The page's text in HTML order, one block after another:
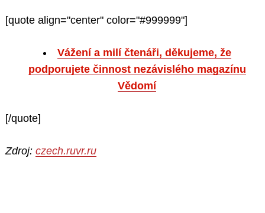
[quote align="center" color="#999999"]
Vážení a milí čtenáři, děkujeme, že
podporujete činnost nezávislého magazínu
Vědomí
[/quote]
Zdroj: czech.ruvr.ru